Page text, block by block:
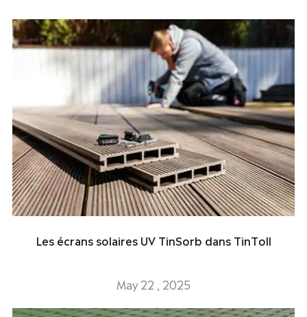
Les écrans solaires UV TinSorb dans TinToll
May 22 , 2025